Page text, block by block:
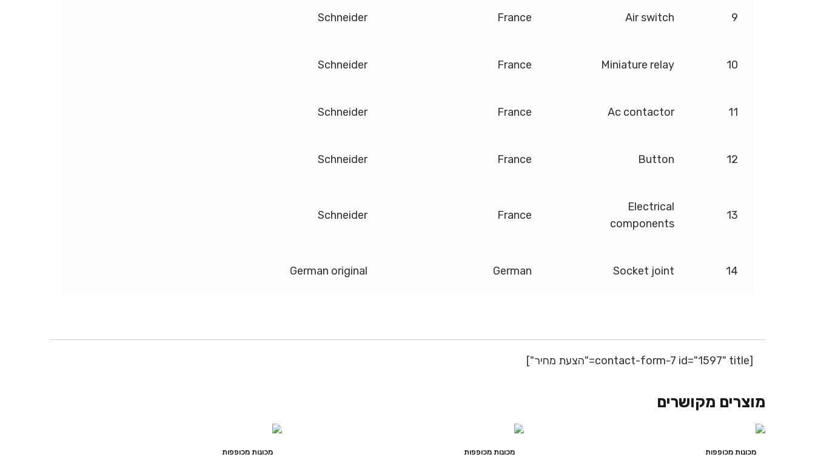
9
Air switch
France
Schneider
10
Miniature relay
France
Schneider
11
Ac contactor
France
Schneider
12
Button
France
Schneider
13
Electrical
components
France
Schneider
14
Socket joint
German
German original
[contact-form-7 id="1597" title="הצעת מחיר"]
מוצרים מקושרים
מכונות מכופפות מכונות מכופפות מכונות מכופפות